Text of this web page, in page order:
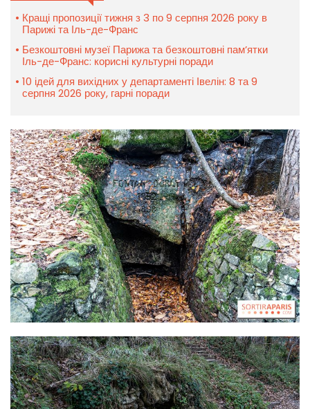
Кращі пропозиції тижня з 3 по 9 серпня 2026 року в
Парижі та Іль-де-Франс
Безкоштовні музеї Парижа та безкоштовні пам’ятки
Іль-де-Франс: корисні культурні поради
10 ідей для вихідних у департаменті Івелін: 8 та 9
серпня 2026 року, гарні поради